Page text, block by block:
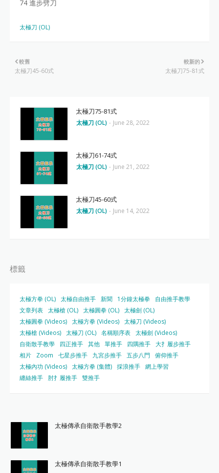
74 進步劈刀
太極刀 (OL)
較新的
太極刀75-81式
較舊
太極刀45-60式
太極刀75-81式
太極刀 (OL) - June 28, 2022
太極刀61-74式
太極刀 (OL) - June 21, 2022
太極刀45-60式
太極刀 (OL) - June 14, 2022
標籤
太極方拳 (OL) 太極自由推手 新聞 1分鐘太極拳
自由推手教學
文章列表 太極槍 (OL) 太極圓拳 (OL) 太極劍 (OL)
太極圓拳 (Videos) 太極方拳 (Videos) 太極刀 (Videos)
太極槍 (Videos) 太極刀 (OL) 名稱順序表 太極劍 (Videos)
自衛散手教學
四正推手 其他 單推手 四隅推手 大扌履步推手
相片
Zoom 七星步推手 九宮步推手 五步八門
俯仰推手
太極內功 (Videos) 太極方拳 (集體) 採浪推手 網上學習
纏絲推手
肘扌履推手 雙推手
太極傳承自衛散手教學2
太極傳承自衛散手教學1